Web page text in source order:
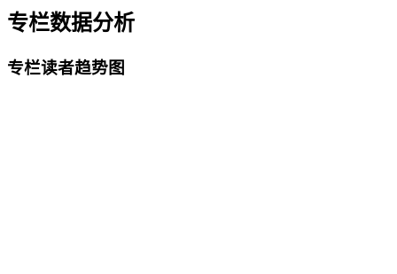
专栏数据分析
专栏读者趋势图